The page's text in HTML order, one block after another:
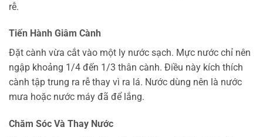
rễ.
Tiến Hành Giâm Cành
Đặt cành vừa cắt vào một ly nước sạch. Mực nước chỉ nên
ngập khoảng 1/4 đến 1/3 thân cành. Điều này kích thích
cành tập trung ra rễ thay vì ra lá. Nước dùng nên là nước
mưa hoặc nước máy đã để lắng.
Chăm Sóc Và Thay Nước